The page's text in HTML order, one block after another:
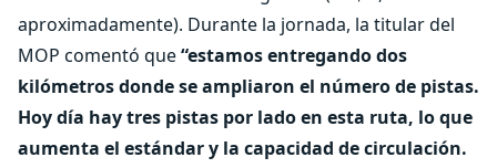
aproximadamente). Durante la jornada, la titular del
MOP comentó que“estamos entregando dos
kilómetros donde se ampliaron el número de pistas.
Hoy día hay tres pistas por lado en esta ruta, lo que
aumenta el estándar y la capacidad de circulación.